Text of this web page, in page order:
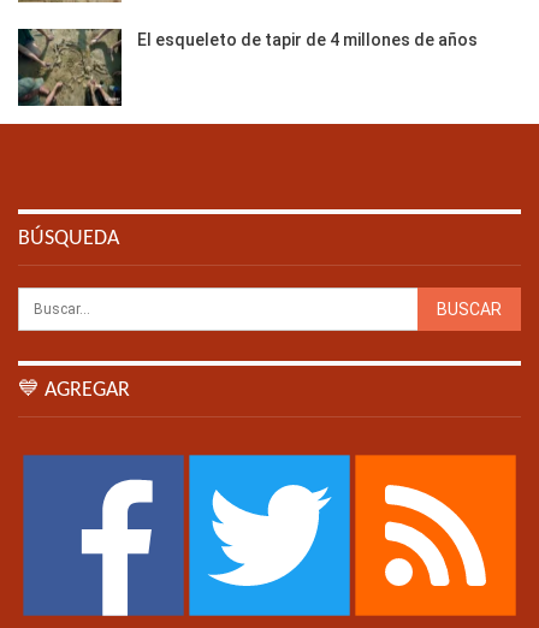
El esqueleto de tapir de 4 millones de años
BÚSQUEDA
💙 AGREGAR